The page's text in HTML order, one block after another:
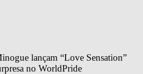
lançam “Love Sensation”
no WorldPride